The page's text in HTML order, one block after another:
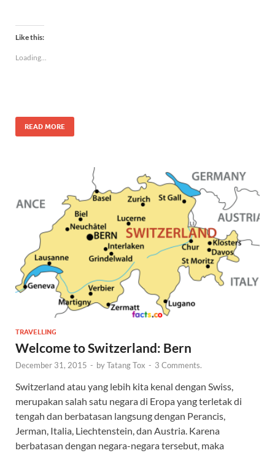
Like this:
Loading...
READ MORE
TRAVELLING
Welcome to Switzerland: Bern
December 31, 2015 - byTatang Tox - 3 Comments.
Switzerland atau yang lebih kita kenal dengan Swiss,
merupakan salah satu negara di Eropa yang terletak di
tengah dan berbatasan langsung dengan Perancis,
Jerman, Italia, Liechtenstein, dan Austria. Karena
berbatasan dengan negara-negara tersebut, maka